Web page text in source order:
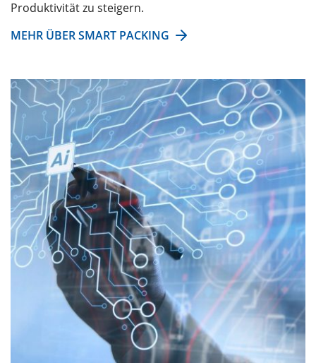
Produktivität zu steigern.
MEHR ÜBER SMART PACKING